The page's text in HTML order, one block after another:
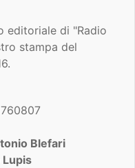
editoriale di "Radio
stampa del
Blefari
Lupis